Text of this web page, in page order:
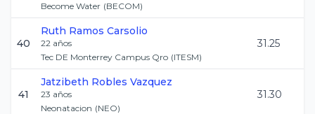
Become Water (BECOM)
40
Ruth Ramos Carsolio
22 años
Tec DE Monterrey Campus Qro (ITESM)
31.25
41
Jatzibeth Robles Vazquez
23 años
Neonatacion (NEO)
31.30